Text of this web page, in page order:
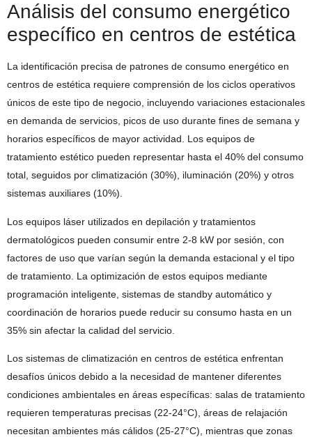
Análisis del consumo energético
específico en centros de estética
La identificación precisa de patrones de consumo energético en
centros de estética requiere comprensión de los ciclos operativos
únicos de este tipo de negocio, incluyendo variaciones estacionales
en demanda de servicios, picos de uso durante fines de semana y
horarios específicos de mayor actividad. Los equipos de
tratamiento estético pueden representar hasta el 40% del consumo
total, seguidos por climatización (30%), iluminación (20%) y otros
sistemas auxiliares (10%).
Los equipos láser utilizados en depilación y tratamientos
dermatológicos pueden consumir entre 2-8 kW por sesión, con
factores de uso que varían según la demanda estacional y el tipo
de tratamiento. La optimización de estos equipos mediante
programación inteligente, sistemas de standby automático y
coordinación de horarios puede reducir su consumo hasta en un
35% sin afectar la calidad del servicio.
Los sistemas de climatización en centros de estética enfrentan
desafíos únicos debido a la necesidad de mantener diferentes
condiciones ambientales en áreas específicas: salas de tratamiento
requieren temperaturas precisas (22-24°C), áreas de relajación
necesitan ambientes más cálidos (25-27°C), mientras que zonas